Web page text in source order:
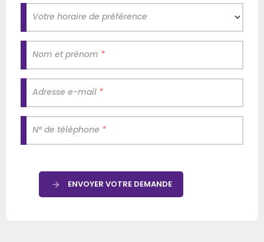
Votre horaire de préférence
Nom et prénom *
Adresse e-mail *
N° de téléphone *
ENVOYER VOTRE DEMANDE